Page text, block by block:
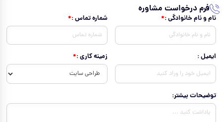
فرم درخواست مشاوره
نام و نام خانوادگی : شماره تماس :
ایمیل : زمینه کاری :
توضیحات بیشتر: